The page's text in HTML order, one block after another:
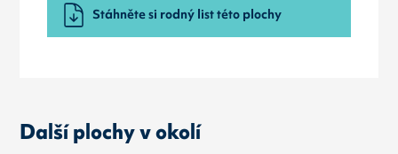
Stáhněte si rodný list této plochy
Další plochy v okolí